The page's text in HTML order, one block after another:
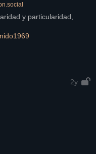
y particularidad,
2y